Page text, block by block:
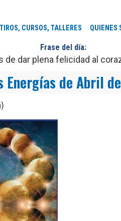
CURSOS, TALLERES QUIENES
Frase del día:
dar plena felicidad al
Energías de Abril